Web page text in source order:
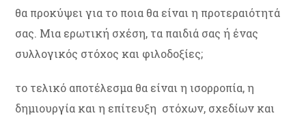
θα προκύψει για το ποια θα είναι η προτεραιότητά
σας. Μια ερωτική σχέση, τα παιδιά σας ή ένας
συλλογικός στόχος και φιλοδοξίες;
το τελικό αποτέλεσμα θα είναι η ισορροπία, η
δημιουργία και η επίτευξη στόχων, σχεδίων και